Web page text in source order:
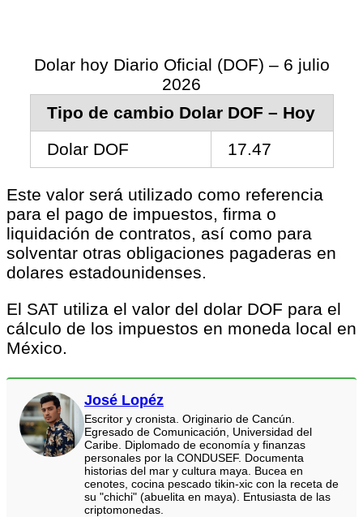
Dolar hoy Diario Oficial (DOF) – 6 julio
2026
Tipo de cambio Dolar DOF – Hoy
Dolar DOF
17.47
Este valor será utilizado como referencia
para el pago de impuestos, firma o
liquidación de contratos, así como para
solventar otras obligaciones pagaderas en
dolares estadounidenses.
El SAT utiliza el valor del dolar DOF para el
cálculo de los impuestos en moneda local en
México.
José Lopéz
Escritor y cronista. Originario de Cancún.
Egresado de Comunicación, Universidad del
Caribe. Diplomado de economía y finanzas
personales por la CONDUSEF. Documenta
historias del mar y cultura maya. Bucea en
cenotes, cocina pescado tikin-xic con la receta de
su "chichi" (abuelita en maya). Entusiasta de las
criptomonedas.